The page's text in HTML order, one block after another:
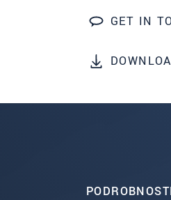
GET IN
Vaša